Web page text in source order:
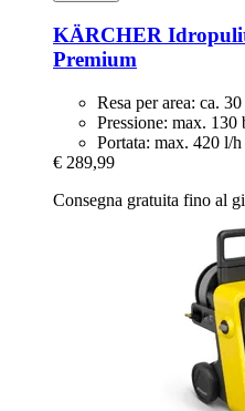
KÄRCHER
Premium
Resa per area: ca. 30
Pressione: max. 130
Portata: max. 420 l/h
€ 289,99
Consegna gratuita fino al